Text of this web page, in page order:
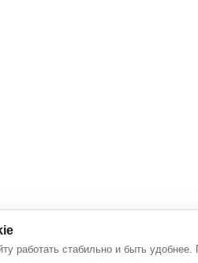
работать стабильно и быть